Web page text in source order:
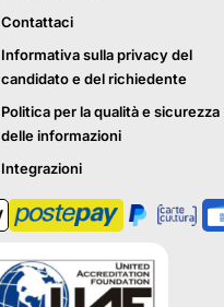
Contattaci
Informativa sulla privacy del
candidato e del richiedente
Politica per la qualità e sicurezza
delle informazioni
Integrazioni